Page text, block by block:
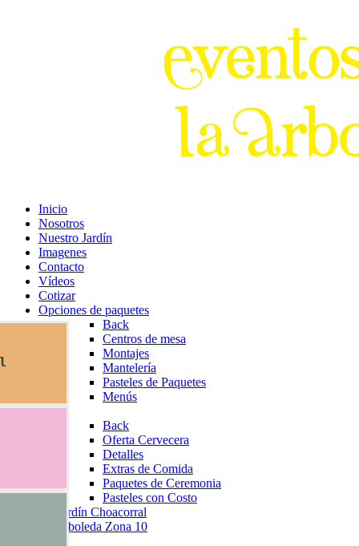
Inicio
Nosotros
Nuestro Jardín
Imagenes
Contacto
Vídeos
Cotizar
Opciones de paquetes
Back
Centros de mesa
Montajes
Mantelería
Pasteles de Paquetes
Menús
Extra
Back
Oferta Cervecera
Detalles
Extras de Comida
Paquetes de Ceremonia
Pasteles con Costo
Ir a jardín Choacorral
La Arboleda Zona 10